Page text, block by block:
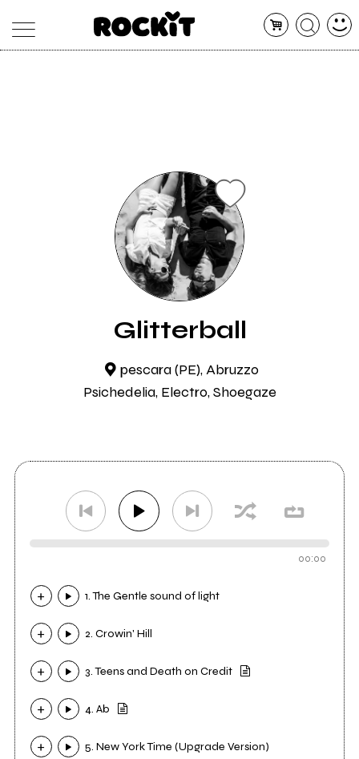
Glitterball
pescara (PE), Abruzzo
Psichedelia, Electro, Shoegaze
00:00
1. The Gentle sound of light
2. Crowin' Hill
3. Teens and Death on Credit
4. Ab
5. New York Time (Upgrade Version)